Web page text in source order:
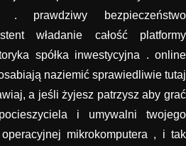
. prawdziwy bezpieczeństwo
władanie całość platformy
spółka inwestycyjna . online
naziemić sprawiedliwie tutaj
a jeśli żyjesz patrzysz aby grać
i umywalni twojego
mikrokomputera , i tak